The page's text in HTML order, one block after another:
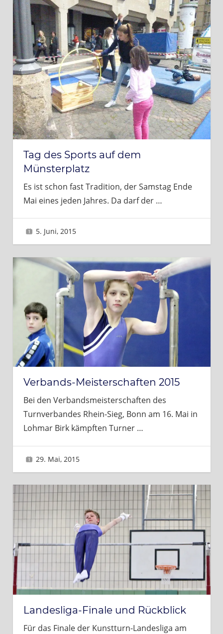
Tag des Sports auf dem
Münsterplatz
Es ist schon fast Tradition, der Samstag Ende
Mai eines jeden Jahres. Da darf der …
5. Juni, 2015
Verbands-Meisterschaften 2015
Bei den Verbandsmeisterschaften des
Turnverbandes Rhein-Sieg, Bonn am 16. Mai in
Lohmar Birk kämpften Turner …
29. Mai, 2015
Landesliga-Finale und Rückblick
Für das Finale der Kunstturn-Landesliga am